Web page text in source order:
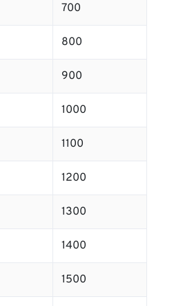
700
800
900
1000
1100
1200
1300
1400
1500